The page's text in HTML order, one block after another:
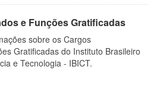
e Funções Gratificadas
sobre os Cargos
Gratificadas do Instituto Brasileiro
e Tecnologia - IBICT.